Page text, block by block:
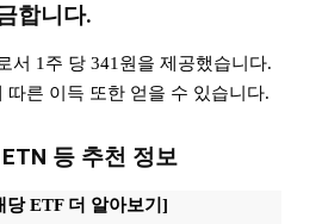
합니다.
서 1주 당 341원을 제공했습니다.
따른 이득 또한 얻을 수 있습니다.
ETN 등 추천 정보
당 ETF 더 알아보기]